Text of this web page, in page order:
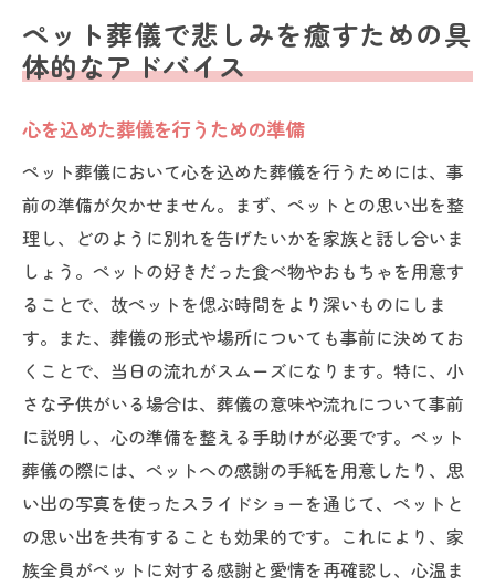
ペット葬儀で悲しみを癒すための具
体的なアドバイス
心を込めた葬儀を行うための準備
ペット葬儀において心を込めた葬儀を行うためには、事
前の準備が欠かせません。まず、ペットとの思い出を整
理し、どのように別れを告げたいかを家族と話し合いま
しょう。ペットの好きだった食べ物やおもちゃを用意す
ることで、故ペットを偲ぶ時間をより深いものにしま
す。また、葬儀の形式や場所についても事前に決めてお
くことで、当日の流れがスムーズになります。特に、小
さな子供がいる場合は、葬儀の意味や流れについて事前
に説明し、心の準備を整える手助けが必要です。ペット
葬儀の際には、ペットへの感謝の手紙を用意したり、思
い出の写真を使ったスライドショーを通じて、ペットと
の思い出を共有することも効果的です。これにより、家
族全員がペットに対する感謝と愛情を再確認し、心温ま